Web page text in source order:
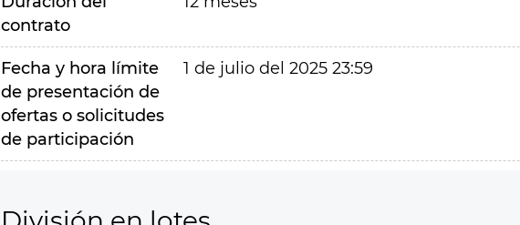
contrato
Fecha y hora límite
de presentación de
ofertas o solicitudes
de participación
1 de julio del 2025 23:59